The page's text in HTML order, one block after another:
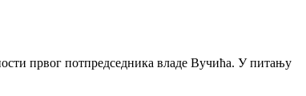
првог потпредседника владе Вучића. У питању